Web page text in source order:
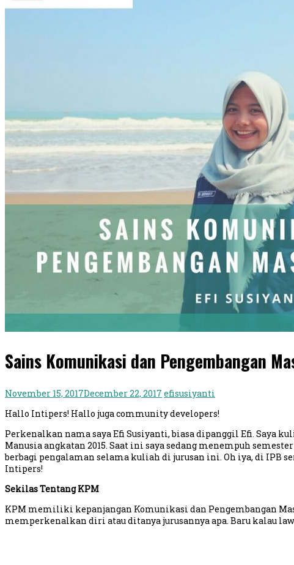
Sains Komunikasi dan Pengembangan
November 15, 2017December 22, 2017 efisusiyanti
Hallo Intipers! Hallo juga community developers!
Perkenalkan nama saya Efi Susiyanti, biasa dipanggil Efi. Saya
Manusia angkatan 2015. Saat ini saya sedang menempuh
berbagi pengalaman selama kuliah di jurusan ini. Oh iya, di IPB
Intipers!
Sekilas Tentang KPM
KPM memiliki kepanjangan Komunikasi dan Pengembangan
memperkenalkan diri atau ditanya jurusannya apa. Baru kalau